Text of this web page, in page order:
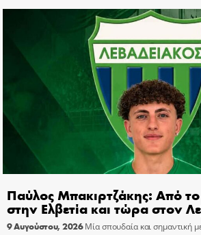
Παύλος Μπακιρτζάκης: Από
στην Ελβετία και τώρα στον
9 Αυγούστου, 2026 Μία σπουδαία και σημαντική